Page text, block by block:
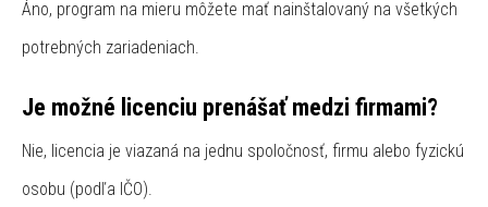
Áno, program na mieru môžete mať nainštalovaný na všetkých
potrebných zariadeniach.
Je možné licenciu prenášať medzi firmami?
Nie, licencia je viazaná na jednu spoločnosť, firmu alebo fyzickú
osobu (podľa IČO).